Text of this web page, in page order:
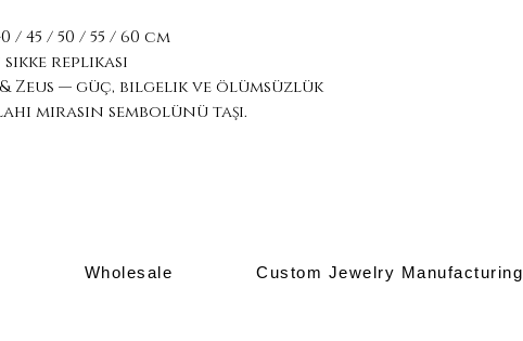
45 / 50 / 55 / 60 cm
replikası
Zeus — güç, bilgelik ve ölümsüzlük
mirasın sembolünü taşı.
Wholesale Custom Jewelry Manufacturing